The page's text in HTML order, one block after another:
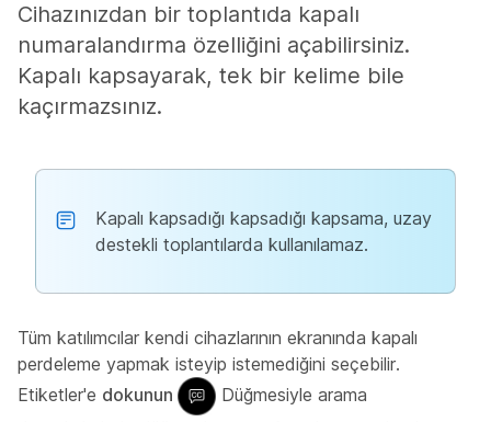
Cihazınızdan bir toplantıda kapalı
numaralandırma özelliğini açabilirsiniz.
Kapalı kapsayarak, tek bir kelime bile
kaçırmazsınız.
Kapalı kapsadığı kapsadığı kapsama, uzay
destekli toplantılarda kullanılamaz.
Tüm katılımcılar kendi cihazlarının ekranında kapalı
perdeleme yapmak isteyip istemediğini seçebilir.
Etiketler'e dokunun
Düğmesiyle arama